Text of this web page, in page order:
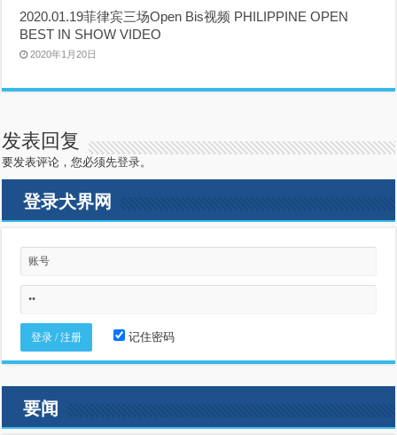
2020.01.19菲律宾三场Open Bis视频 PHILIPPINE OPEN
BEST IN SHOW VIDEO
2020年1月20日
发表回复
要发表评论，您必须先登录。
登录犬界网
记住密码
要闻